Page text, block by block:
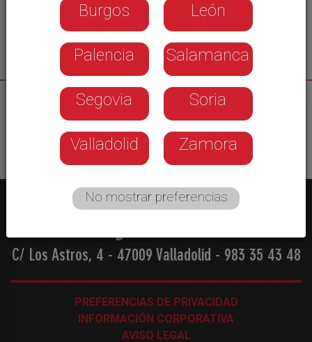
06/07/2026
C/ Los Astros, 4 - 47009 Valladolid - 983 35 43 48
PREFERENCIAS DE PRIVACIDAD
INFORMACIÓN CORPORATIVA
AVISO LEGAL
Burgos León
Palencia Salamanca
Segovia Soria
Valladolid Zamora
No mostrar preferencias